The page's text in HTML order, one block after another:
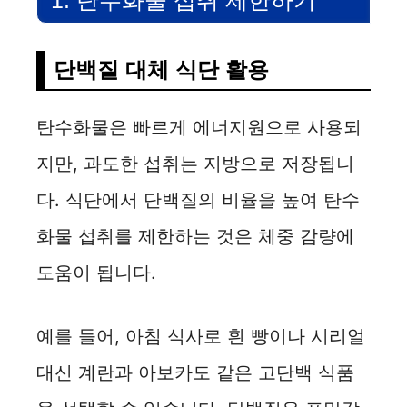
단백질 대체 식단 활용
탄수화물은 빠르게 에너지원으로 사용되
지만, 과도한 섭취는 지방으로 저장됩니
다. 식단에서 단백질의 비율을 높여 탄수
화물 섭취를 제한하는 것은 체중 감량에
도움이 됩니다.
예를 들어, 아침 식사로 흰 빵이나 시리얼
대신 계란과 아보카도 같은 고단백 식품